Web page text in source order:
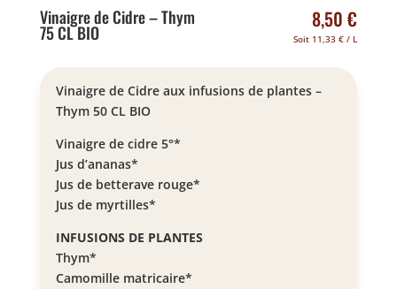
Vinaigre de Cidre – Thym
75 CL BIO
8,50€
Soit 11,33€ / L
Vinaigre de Cidre aux infusions de plantes –
Thym 50 CL BIO
Vinaigre de cidre 5°*
Jus d’ananas*
Jus de betterave rouge*
Jus de myrtilles*
INFUSIONS DE PLANTES
Thym*
Camomille matricaire*